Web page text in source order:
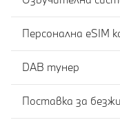
Персонална eSIM
DAB тунер
Поставка за